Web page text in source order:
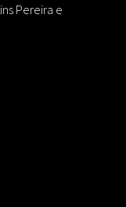
Pereira e